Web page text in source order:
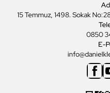
15 Temmuz, 1498. Sokak
0850
E-